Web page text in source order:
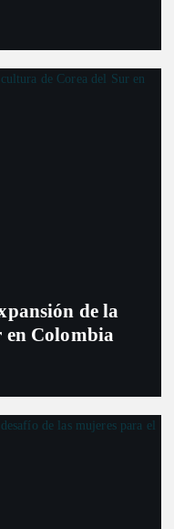
de la
en Colombia